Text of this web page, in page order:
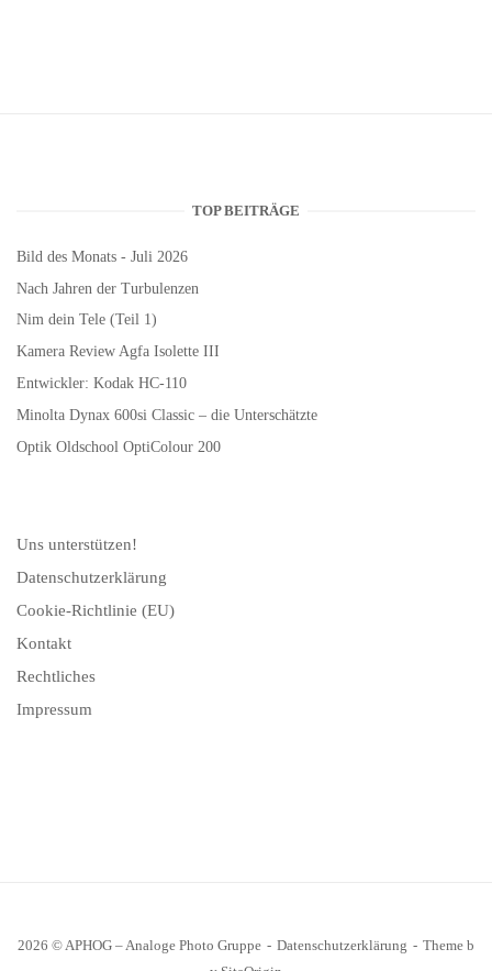
TOP BEITRÄGE
Bild des Monats - Juli 2026
Nach Jahren der Turbulenzen
Nim dein Tele (Teil 1)
Kamera Review Agfa Isolette III
Entwickler: Kodak HC-110
Minolta Dynax 600si Classic – die Unterschätzte
Optik Oldschool OptiColour 200
Uns unterstützen!
Datenschutzerklärung
Cookie-Richtlinie (EU)
Kontakt
Rechtliches
Impressum
2026 © APHOG – Analoge Photo Gruppe Datenschutzerklärung
Theme b